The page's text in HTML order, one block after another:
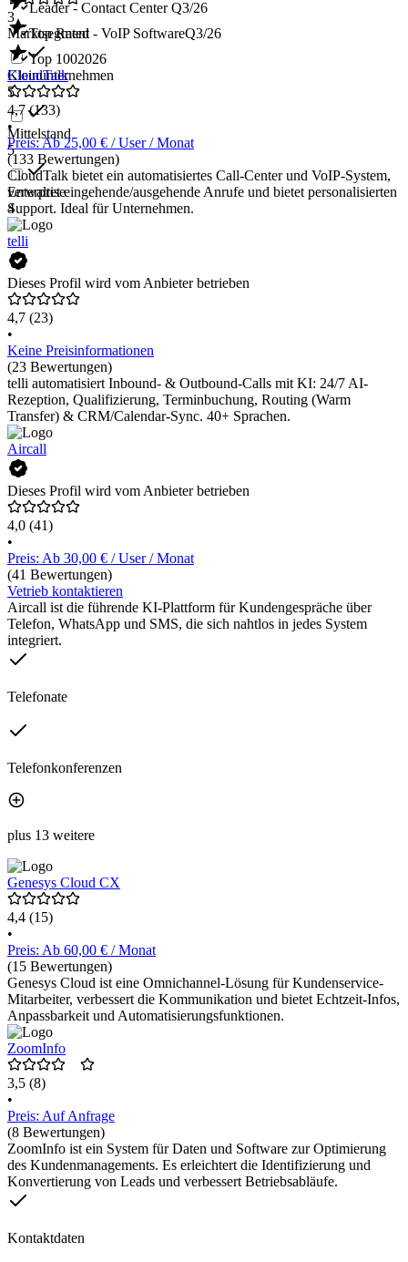
3
Marktsegment
Kleinunternehmen
5
Mittelstand
5
Enterprise
4
Leader - Contact CenterQ3/26
Top Rated - VoIP SoftwareQ3/26
Top 1002026
CloudTalk
4,7(133)
•
Preis: Ab 25,00 € / User / Monat
(133 Bewertungen)
CloudTalk bietet ein automatisiertes Call-Center und VoIP-System,
verwaltet eingehende/ausgehende Anrufe und bietet personalisierten
Support. Ideal für Unternehmen.
telli
Dieses Profil wird vom Anbieter betrieben
4,7 (23)
•
Keine Preisinformationen
(23 Bewertungen)
telli automatisiert Inbound- & Outbound-Calls mit KI: 24/7 AI-
Rezeption, Qualifizierung, Terminbuchung, Routing (Warm
Transfer) & CRM/Calendar-Sync. 40+ Sprachen.
Aircall
Dieses Profil wird vom Anbieter betrieben
4,0 (41)
•
Preis: Ab 30,00 € / User / Monat
(41 Bewertungen)
Vetrieb kontaktieren
Aircall ist die führende KI-Plattform für Kundengespräche über
Telefon, WhatsApp und SMS, die sich nahtlos in jedes System
integriert.
Telefonate
Telefonkonferenzen
plus 13 weitere
Genesys Cloud CX
4,4 (15)
•
Preis: Ab 60,00 € / Monat
(15 Bewertungen)
Genesys Cloud ist eine Omnichannel-Lösung für Kundenservice-
Mitarbeiter, verbessert die Kommunikation und bietet Echtzeit-Infos,
Anpassbarkeit und Automatisierungsfunktionen.
ZoomInfo
3,5 (8)
•
Preis: Auf Anfrage
(8 Bewertungen)
ZoomInfo ist ein System für Daten und Software zur Optimierung
des Kundenmanagements. Es erleichtert die Identifizierung und
Konvertierung von Leads und verbessert Betriebsabläufe.
Kontaktdaten